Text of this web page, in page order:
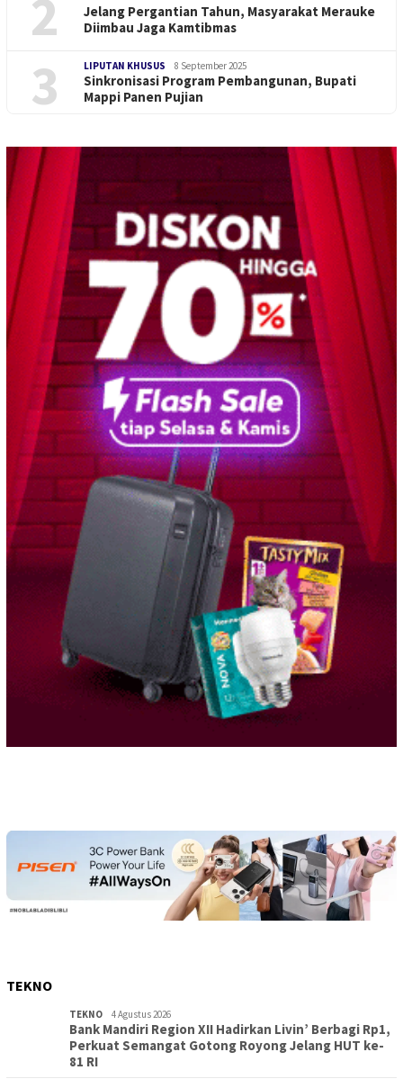
2
Jelang Pergantian Tahun, Masyarakat Merauke
Diimbau Jaga Kamtibmas
3 LIPUTAN KHUSUS 8 September 2025
Sinkronisasi Program Pembangunan, Bupati
Mappi Panen Pujian
TEKNO
TEKNO 4 Agustus 2026
Bank Mandiri Region XII Hadirkan Livin’ Berbagi Rp1,
Perkuat Semangat Gotong Royong Jelang HUT ke-
81 RI